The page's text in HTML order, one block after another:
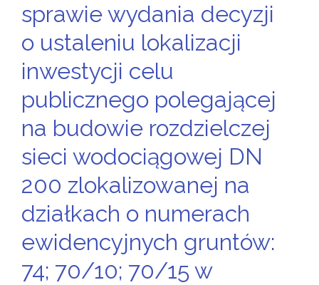
sprawie wydania decyzji
o ustaleniu lokalizacji
inwestycji celu
publicznego polegającej
na budowie rozdzielczej
sieci wodociągowej DN
200 zlokalizowanej na
działkach o numerach
ewidencyjnych gruntów:
74; 70/10; 70/15 w